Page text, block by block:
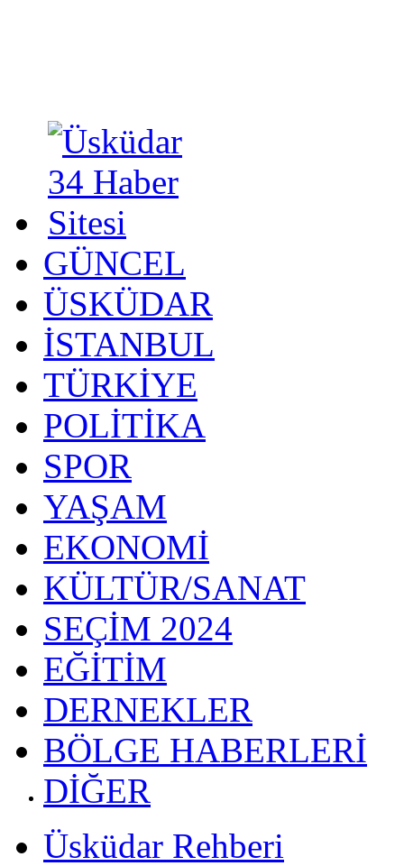
GÜNCEL
ÜSKÜDAR
İSTANBUL
TÜRKİYE
POLİTİKA
SPOR
YAŞAM
EKONOMİ
KÜLTÜR/SANAT
SEÇİM 2024
EĞİTİM
DERNEKLER
BÖLGE HABERLERİ
DİĞER
Üsküdar Rehberi